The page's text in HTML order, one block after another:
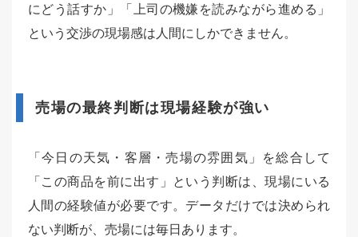
にどう話すか」「上司の機嫌を読みながら進める」
という交渉の現場感は人間にしかできません。
売場の最終判断は現場経験が強い
「今日の天気・客層・売場の雰囲気」を総合して
「この商品を前に出す」という判断は、現場にいる
人間の経験値が必要です。データだけでは決められ
ない判断が、売場には毎日あります。